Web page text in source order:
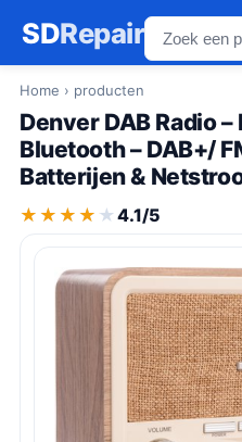
SDRepair
Home › producten
Denver DAB Radio –
Bluetooth – DAB+/
Batterijen &
★★★★★
★★★★★ 4.1/5